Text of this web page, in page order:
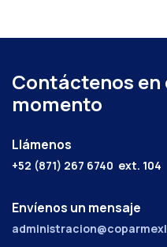
Contáctenos
momento
Llámenos
+52 (871) 267 6740 ext. 104
Envíenos un mensaje